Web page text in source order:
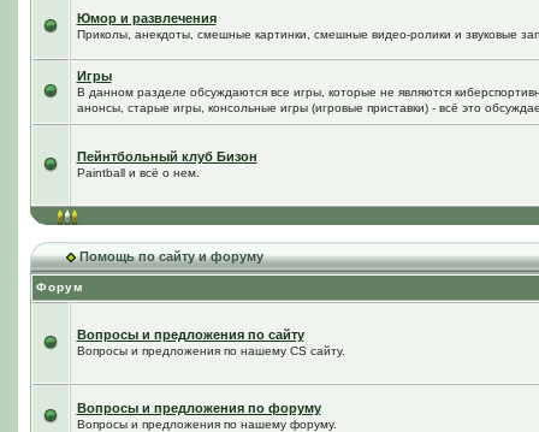
Юмор и развлечения
Приколы, анекдоты, смешные картинки, смешные видео-ролики и звуковые
Игры
В данном разделе обсуждаются все игры, которые не являются
анонсы, старые игры, консольные игры (игровые приставки) - всё это
Пейнтбольный клуб Бизон
Paintball и всё о нем.
Помощь по сайту и форуму
Форум
Вопросы и предложения по сайту
Вопросы и предложения по нашему CS сайту.
Вопросы и предложения по форуму
Вопросы и предложения по нашему форуму.